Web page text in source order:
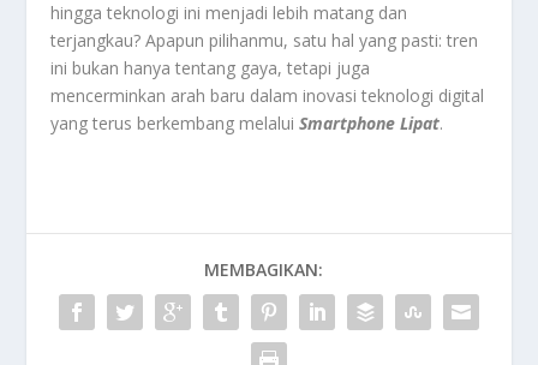
hingga teknologi ini menjadi lebih matang dan
terjangkau? Apapun pilihanmu, satu hal yang pasti: tren
ini bukan hanya tentang gaya, tetapi juga
mencerminkan arah baru dalam inovasi teknologi digital
yang terus berkembang melaluiSmartphone Lipat.
MEMBAGIKAN: